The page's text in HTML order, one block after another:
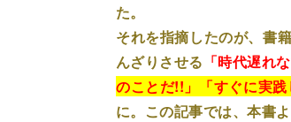
た。
それを指摘したのが、書籍
んざりさせる 「時代遅れ
のことだ!!」「すぐに実践
に。この記事では、本書